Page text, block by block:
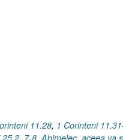
11.28, 1 Corinteni